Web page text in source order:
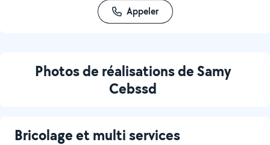
Appeler
Photos de réalisations de Samy
Cebssd
Bricolage et multi services